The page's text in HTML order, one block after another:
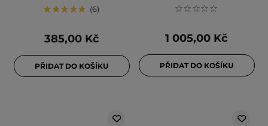
6
385,00 Kč
PŘIDAT DO KOŠÍKU
1 005,00 Kč
PŘIDAT DO KOŠÍKU